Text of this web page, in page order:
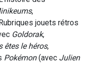
,
jouets rétros
Goldorak,
êtes le héros,
Pokémon(avec Julien